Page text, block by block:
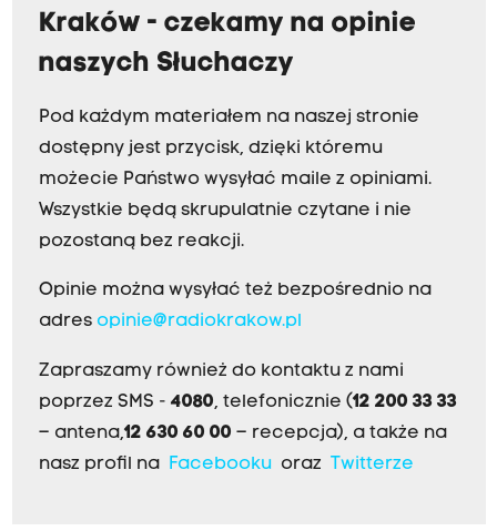
Kraków - czekamy na opinie
naszych Słuchaczy
Pod każdym materiałem na naszej stronie
dostępny jest przycisk, dzięki któremu
możecie Państwo wysyłać maile z opiniami.
Wszystkie będą skrupulatnie czytane i nie
pozostaną bez reakcji.
Opinie można wysyłać też bezpośrednio na
adres opinie@radiokrakow.pl
Zapraszamy również do kontaktu z nami
poprzez SMS - 4080, telefonicznie (12 200 33 33
– antena,12 630 60 00 – recepcja), a także na
nasz profil na
Facebookuoraz Twitterze